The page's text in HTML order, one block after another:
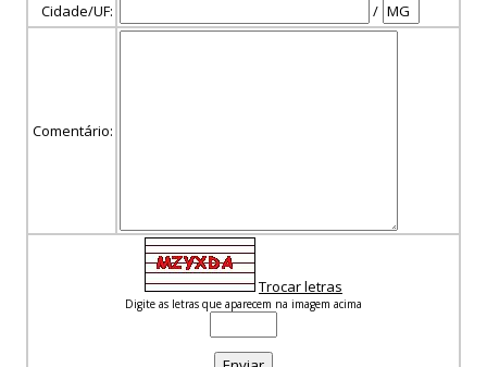
Cidade/UF:
/
Comentário:
Trocar letras
Digite as letras que aparecem na imagem acima